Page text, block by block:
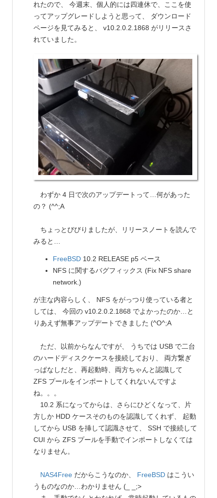
れたので、 今週末、個人的には四連休で、ここを使
ってアップグレードしようと思って、 ダウンロード
ページを見てみると、 v10.2.0.2.1868 がリリースさ
れていました。
わずか 4 日で次のアップデートって…何があった
の？ (^^;A
ちょっとびびりましたが、リリースノートを読んで
みると…
FreeBSD 10.2 RELEASE p5 ベース
NFS に関するバグフィックス (Fix NFS share
network.)
が主な内容らしく、 NFS をがっつり使っている者と
しては、 今回の v10.2.0.2.1868 でよかったのか…と
りあえず無事アップデートできました (^O^;A
ただ、以前からなんですが、 うちでは USB で二台
のハードディスクケースを接続しており、 両方繋ぎ
っぱなしだと、再起動時、両方ちゃんと認識して
ZFS プールをインポートしてくれないんですよ
ね。。。
10.2 系になってからは、さらにひどくなって、片
方しか HDD ケースそのものを認識してくれず、 起動
してから USB を挿して認識させて、 SSH で接続して
CUI から ZFS プールを手動でインポートしなくては
なりません。
NAS4Free だからこうなのか、 FreeBSD はこうい
うものなのか…わかりません (_ _;>